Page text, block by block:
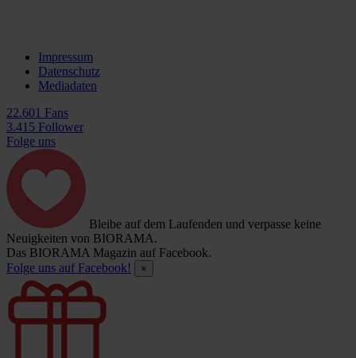
Impressum
Datenschutz
Mediadaten
22.601 Fans
3.415 Follower
Folge uns
Bleibe auf dem Laufenden und verpasse keine
Neuigkeiten von BIORAMA.
Das BIORAMA Magazin auf Facebook.
Folge uns auf Facebook!
×